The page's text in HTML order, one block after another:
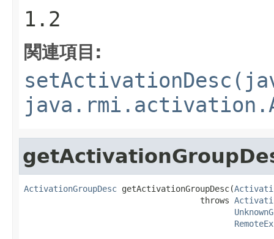
1.2
関連項目:
ActivationGroupDesc getActivationGroupDesc(
                                    throws